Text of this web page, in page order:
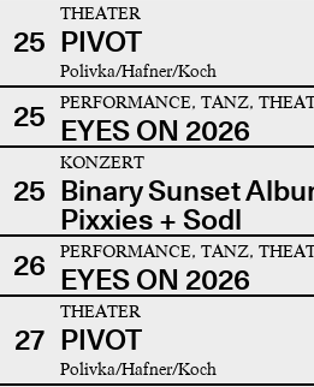
25
THEATER
PIVOT
Polivka/Hafner/Koch
25 PERFORMANCE, TANZ,
EYES ON 2026
25
KONZERT
Binary Sunset
Pixxies + Sodl
26
PERFORMANCE, TANZ,
EYES ON 2026
27
THEATER
PIVOT
Polivka/Hafner/Koch